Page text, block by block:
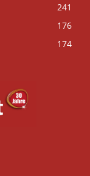
241
176
174